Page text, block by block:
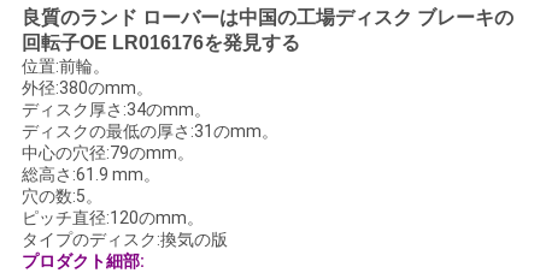
い
合
わ
せ
ニ
良質のランド ローバーは中国の工場ディスク ブレーキの
回転子OE LR016176を発見する
位置:前輪。
外径:380のmm。
ディスク厚さ:34のmm。
ディスクの最低の厚さ:31のmm。
中心の穴径:79のmm。
総高さ:61.9 mm。
穴の数:5。
ピッチ直径:120のmm。
タイプのディスク:換気の版
プロダクト細部: